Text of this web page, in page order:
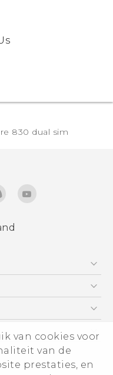
van cookies voor
van de
prestaties, en
830 dual sim‎
Sicherheit und
guide